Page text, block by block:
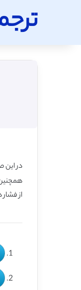
در این
از